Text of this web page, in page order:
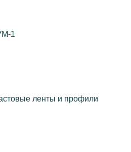
1
ленты и профили